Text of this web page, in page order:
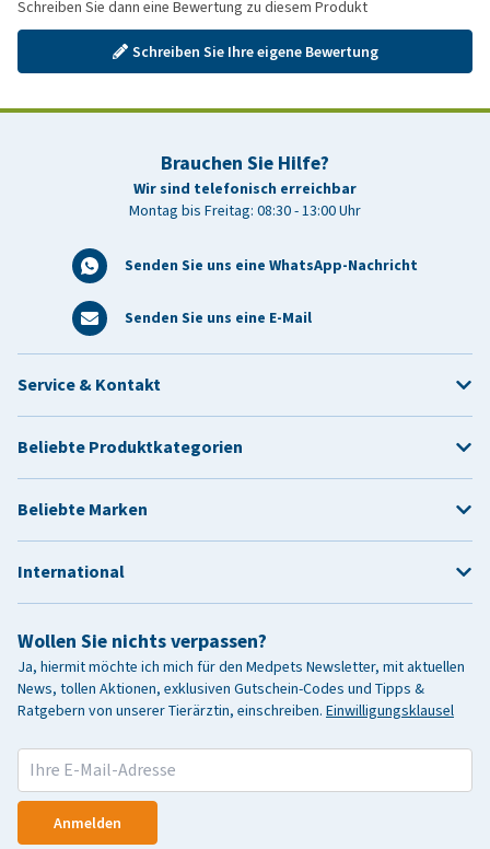
Schreiben Sie dann eine Bewertung zu diesem Produkt
Schreiben Sie Ihre eigene Bewertung
Brauchen Sie Hilfe?
Wir sind telefonisch erreichbar
Montag bis Freitag: 08:30 - 13:00 Uhr
Senden Sie uns eine WhatsApp-Nachricht
Senden Sie uns eine E-Mail
Wollen Sie nichts verpassen?
Ja, hiermit möchte ich mich für den Medpets Newsletter, mit aktuellen
News, tollen Aktionen, exklusiven Gutschein-Codes und Tipps &
Ratgebern von unserer Tierärztin, einschreiben. Einwilligungsklausel
Anmelden
Service & Kontakt
Beliebte Produktkategorien
Beliebte Marken
International